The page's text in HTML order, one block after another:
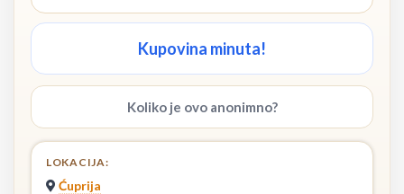
Kupovina minuta!
Koliko je ovo anonimno?
LOKACIJA:
Ćuprija